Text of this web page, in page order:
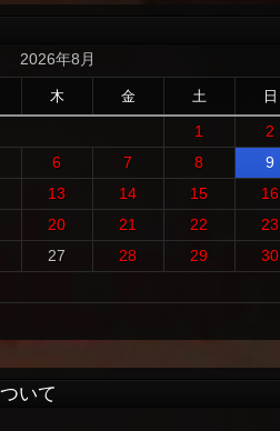
2026年8月
木 金 土 日
1
2
6 7 8
9
13 14 15
16
20 21 22
23
27 28 29
30
いて